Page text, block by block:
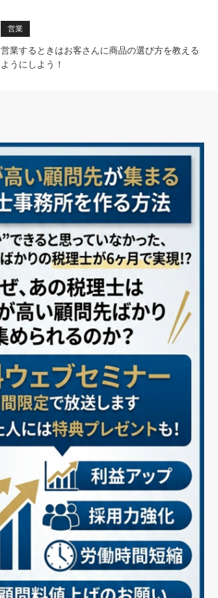
営業
営業するときはお客さんに商品の選び方を教える
ようにしよう！